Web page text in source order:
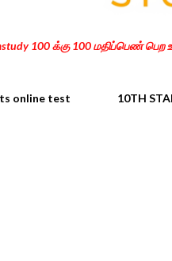
100 க்கு 100 மதிப்பெண்
online test 10TH